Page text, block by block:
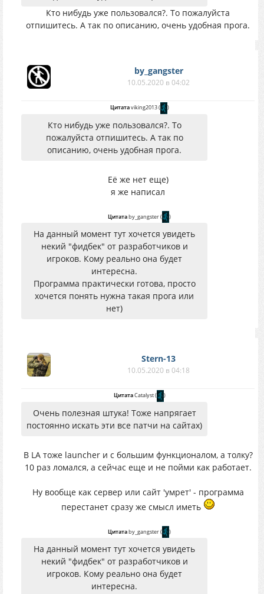
Кто нибудь уже пользовался?. То пожалуйста
отпишитесь. А так по описанию, очень удобная прога.
by_gangster
10.05.2020 в 04:02
Цитатаviking2013( )
Кто нибудь уже пользовался?. То
пожалуйста отпишитесь. А так по
описанию, очень удобная прога.
Её же нет еще)
я же написал
Цитатаby_gangster( )
На данный момент тут хочется увидеть
некий "фидбек" от разработчиков и
игроков. Кому реально она будет
интересна.
Программа практически готова, просто
хочется понять нужна такая прога или
нет)
Stern-13
10.05.2020 в 04:18
ЦитатаCatalyst( )
Очень полезная штука! Тоже напрягает
постоянно искать эти все патчи на сайтах)
В LA тоже launcher и с большим функционалом, а толку?
10 раз ломался, а сейчас еще и не пойми как работает.
Ну вообще как сервер или сайт 'умрет' - программа
перестанет сразу же смысл иметь
Цитатаby_gangster( )
На данный момент тут хочется увидеть
некий "фидбек" от разработчиков и
игроков. Кому реально она будет
интересна.